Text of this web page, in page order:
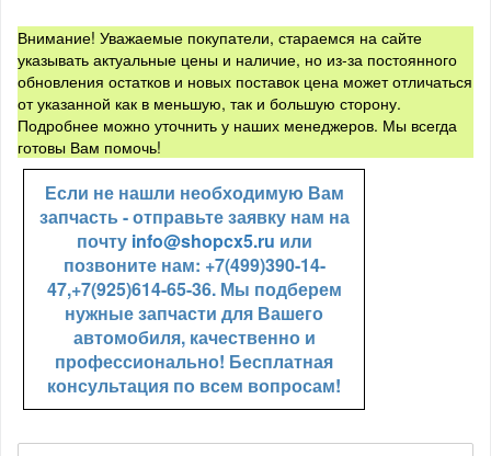
Внимание! Уважаемые покупатели, стараемся на сайте
указывать актуальные цены и наличие, но из-за постоянного
обновления остатков и новых поставок цена может отличаться
от указанной как в меньшую, так и большую сторону.
Подробнее можно уточнить у наших менеджеров. Мы всегда
готовы Вам помочь!
Если не нашли необходимую Вам
запчасть - отправьте заявку нам на
почту info@shopcx5.ru или
позвоните нам: +7(499)390-14-
47,+7(925)614-65-36. Мы подберем
нужные запчасти для Вашего
автомобиля, качественно и
профессионально! Бесплатная
консультация по всем вопросам!